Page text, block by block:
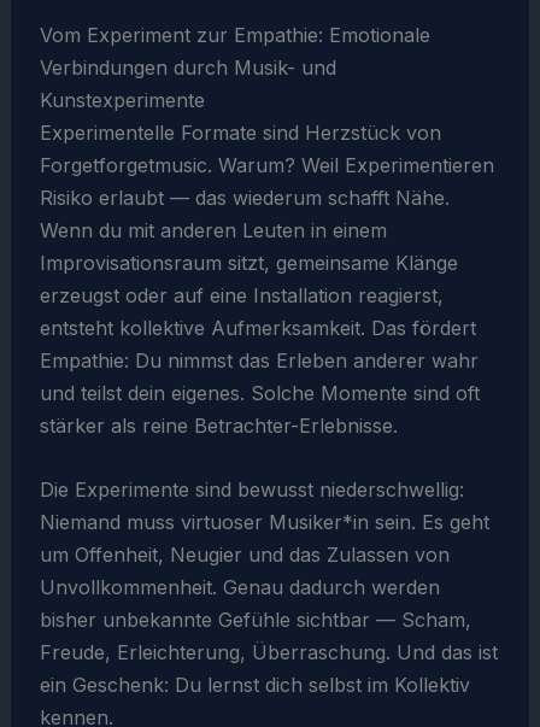
Vom Experiment zur Empathie: Emotionale
Verbindungen durch Musik- und
Kunstexperimente
Experimentelle Formate sind Herzstück von
Forgetforgetmusic. Warum? Weil Experimentieren
Risiko erlaubt — das wiederum schafft Nähe.
Wenn du mit anderen Leuten in einem
Improvisationsraum sitzt, gemeinsame Klänge
erzeugst oder auf eine Installation reagierst,
entsteht kollektive Aufmerksamkeit. Das fördert
Empathie: Du nimmst das Erleben anderer wahr
und teilst dein eigenes. Solche Momente sind oft
stärker als reine Betrachter-Erlebnisse.
Die Experimente sind bewusst niederschwellig:
Niemand muss virtuoser Musiker*in sein. Es geht
um Offenheit, Neugier und das Zulassen von
Unvollkommenheit. Genau dadurch werden
bisher unbekannte Gefühle sichtbar — Scham,
Freude, Erleichterung, Überraschung. Und das ist
ein Geschenk: Du lernst dich selbst im Kollektiv
kennen.